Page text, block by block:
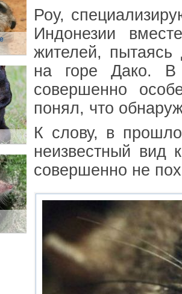
Роу,
Индонезии
жителей, пытаясь
на горе Дако.
совершенно
понял, что
К слову, в
неизвестный вид
совершенно не